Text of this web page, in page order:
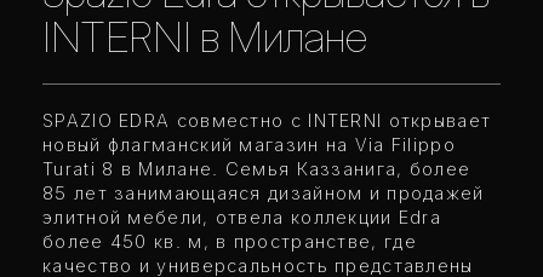
INTERNI в Милане
SPAZIO EDRA совместно с INTERNI открывает
новый флагманский магазин на Via Filippo
Turati 8 в Милане. Семья Каззанига, более
85 лет занимающаяся дизайном и продажей
элитной мебели, отвела коллекции Edra
более 450 кв. м, в пространстве, где
качество и универсальность представлены